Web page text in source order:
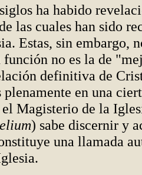
ha habido
las cuales han sido
Estas, sin embargo,
función no es la de
definitiva de
en una
Magisterio de la
) sabe discernir y
una llamada